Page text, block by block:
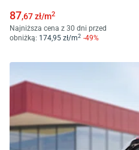
87,67zł/m2
Najniższa cena z 30 dni przed
obniżką: 174,95 zł/m2 -49%